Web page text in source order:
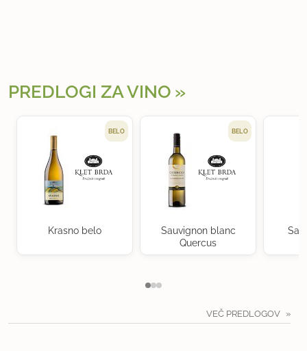
PREDLOGI ZA VINO
BELO
Krasno belo
BELO
Sauvignon blanc
Quercus
VEČ PREDLOGOV